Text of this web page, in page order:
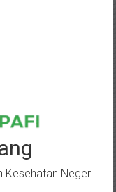
Kesehatan Negeri